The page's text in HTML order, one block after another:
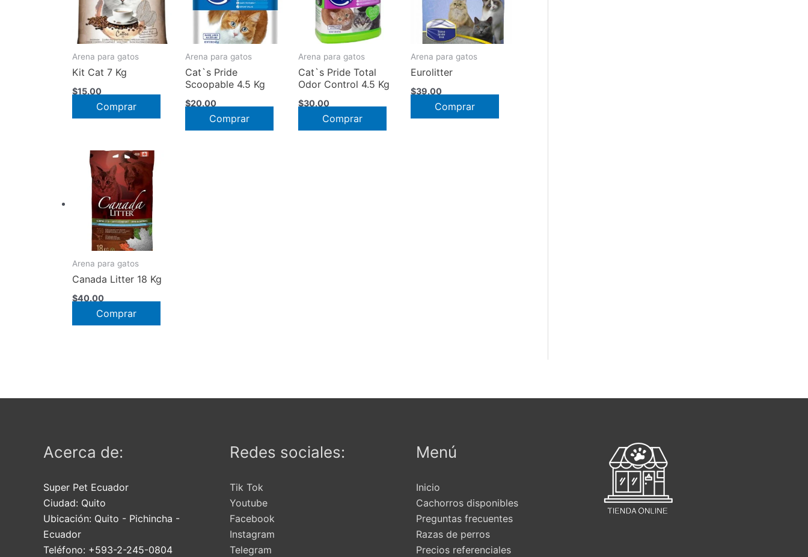
Arena para gatos
Kit Cat 7 Kg
$15.00
Comprar
producto
la
producto
Arena para gatos
Cat`s Pride
Scoopable 4.5 Kg
$20.00
Comprar
Arena para gatos
Cat`s Pride Total
Odor Control 4.5 Kg
$30.00
Comprar
Arena para gatos
Eurolitter
$39.00
Comprar
Arena para gatos
Canada Litter 18 Kg
$40.00
Comprar
Acerca de:
Super Pet Ecuador
Ciudad: Quito
Ubicación: Quito - Pichincha -
Ecuador
Teléfono: +593-2-245-0804
Redes sociales:
Tik Tok
Youtube
Facebook
Instagram
Telegram
Menú
Inicio
Cachorros disponibles
Preguntas frecuentes
Razas de perros
Precios referenciales